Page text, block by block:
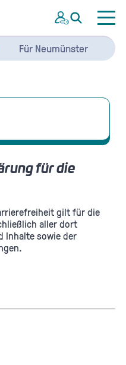
Für Neumünster
für die
gilt für die
aller dort
Inhalte sowie der